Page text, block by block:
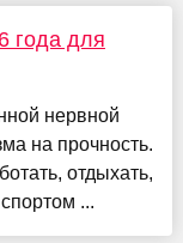
года для
нервной
на прочность.
отдыхать,
...